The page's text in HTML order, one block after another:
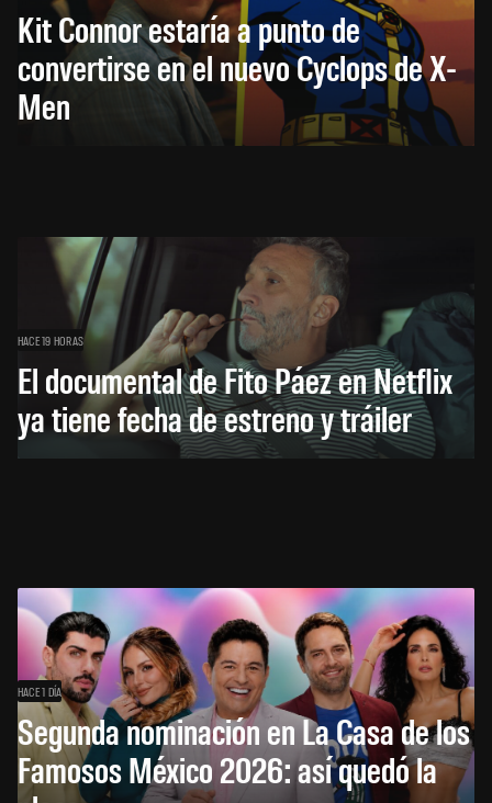
Kit Connor estaría a punto de
convertirse en el nuevo Cyclops de X-
Men
HACE 19 HORAS
El documental de Fito Páez en Netflix
ya tiene fecha de estreno y tráiler
HACE 1 DÍA
Segunda nominación en La Casa de los
Famosos México 2026: así quedó la